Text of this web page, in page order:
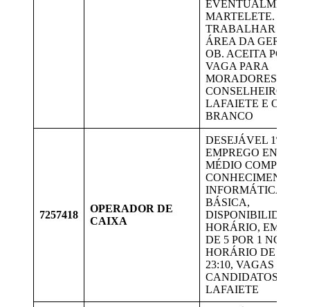
EVENTUALMENTE
MARTELETE.
TRABALHAR NA
ÁREA DA GERDAU
OB. ACEITA PCD.
VAGA PARA
MORADORES DE
CONSELHEIRO
LAFAIETE E OURO
BRANCO
7257418
OPERADOR DE
CAIXA
DESEJÁVEL 1º
EMPREGO ENSINO
MÉDIO COMPLETO,
CONHECIMENTO
INFORMÁTICA
BÁSICA,
DISPONIBILIDADE
HORÁRIO, EM
DE 5 POR 1 NO
HORÁRIO DE 15:00
23:10, VAGAS PARA
CANDIDATOS DE
LAFAIETE